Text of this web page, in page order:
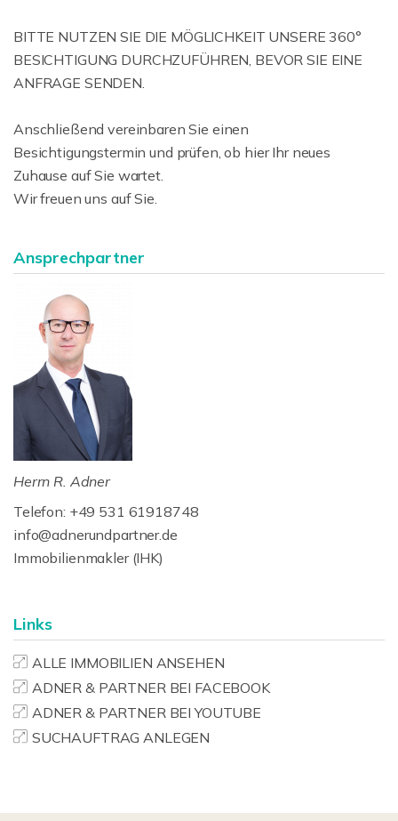
BITTE NUTZEN SIE DIE MÖGLICHKEIT UNSERE 360°
BESICHTIGUNG DURCHZUFÜHREN, BEVOR SIE EINE
ANFRAGE SENDEN.
Anschließend vereinbaren Sie einen
Besichtigungstermin und prüfen, ob hier Ihr neues
Zuhause auf Sie wartet.
Wir freuen uns auf Sie.
Ansprechpartner
Herrn R. Adner
Telefon: +49 531 61918748
info@adnerundpartner.de
Immobilienmakler (IHK)
Links
ALLE IMMOBILIEN ANSEHEN
ADNER & PARTNER BEI FACEBOOK
ADNER & PARTNER BEI YOUTUBE
SUCHAUFTRAG ANLEGEN